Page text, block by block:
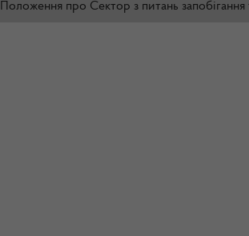
Положення про Сектор з питань запобігання